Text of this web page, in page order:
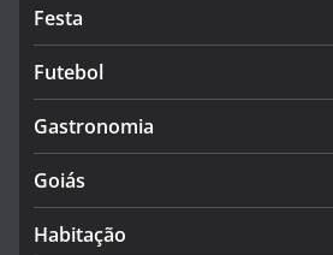
Festa
Futebol
Gastronomia
Goiás
Habitação